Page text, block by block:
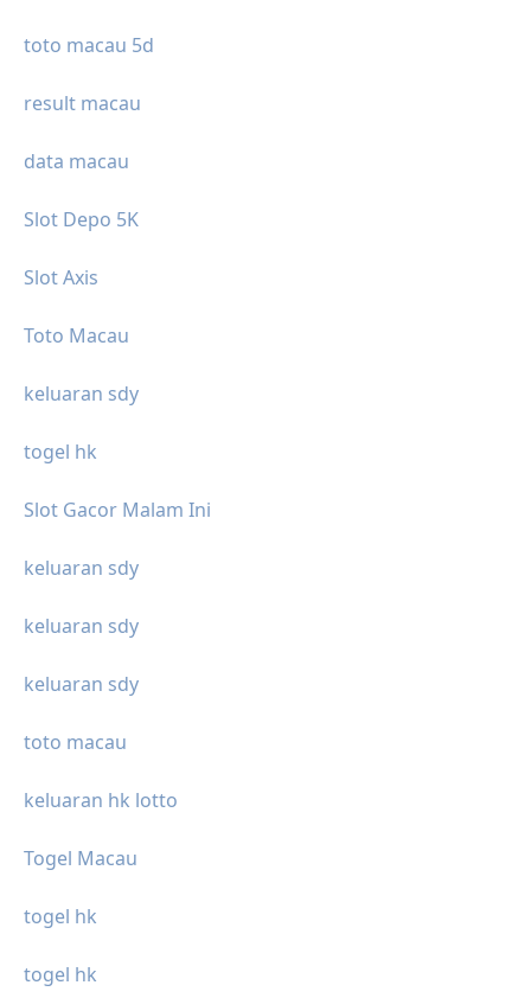
toto macau 5d
result macau
data macau
Slot Depo 5K
Slot Axis
Toto Macau
keluaran sdy
togel hk
Slot Gacor Malam Ini
keluaran sdy
keluaran sdy
keluaran sdy
toto macau
keluaran hk lotto
Togel Macau
togel hk
togel hk